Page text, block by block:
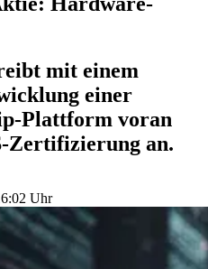
mit einem
einer
Plattform voran
Zertifizierung an.
Uhr